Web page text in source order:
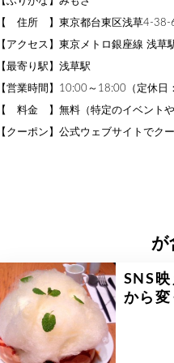
【 住所 】東京都台東区浅草4-38-
【アクセス】東京メトロ銀座線 浅草
【最寄り駅】浅草駅
【営業時間】10:00～18:00（定休日
【 料金 】無料（特定のイベントや
【クーポン】公式ウェブサイトでク
が
SNS
から